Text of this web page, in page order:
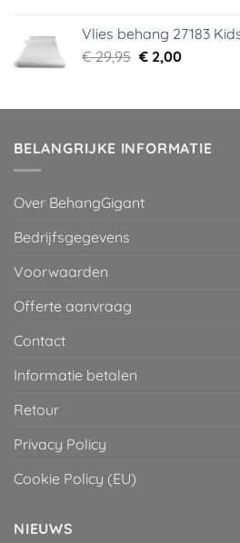
€ 29,95.€ 5,99.
Vlies behang 27183
€29,95 Oorspronkelijke
€ 29,95.
€2,00Huidige
€ 2,00.
BELANGRIJKE INFORMATIE
Over BehangGigant
Bedrijfsgegevens
Voorwaarden
Offerte aanvraag
Contact
Informatie betalen
Retour
Privacy Policy
Cookie Policy (EU)
NIEUWS